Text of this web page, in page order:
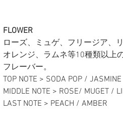
FLOWER
ローズ、ミュゲ、フリージア、
オレンジ、ラムネ等10種類以上
フレーバー。
TOP NOTE > SODA POP / JASMINE
MIDDLE NOTE > ROSE/ MUGET /
LAST NOTE > PEACH / AMBER